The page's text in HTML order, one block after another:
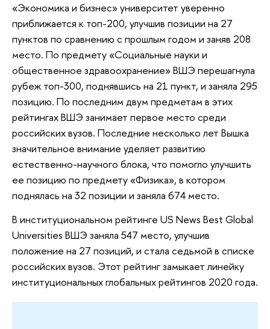
«Экономика и бизнес» университет уверенно
приближается к топ-200, улучшив позиции на 27
пунктов по сравнению с прошлым годом и заняв 208
место. По предмету «Социальные науки и
общественное здравоохранение» ВШЭ перешагнула
рубеж топ-300, поднявшись на 21 пункт, и заняла 295
позицию. По последним двум предметам в этих
рейтингах ВШЭ занимает первое место среди
российских вузов. Последние несколько лет Вышка
значительное внимание уделяет развитию
естественно-научного блока, что помогло улучшить
ее позицию по предмету «Физика», в котором
поднялась на 32 позиции и заняла 674 место.
В институциональном рейтинге US News Best Global
Universities ВШЭ заняла 547 место, улучшив
положение на 27 позиций, и стала седьмой в списке
российских вузов. Этот рейтинг замыкает линейку
институциональных глобальных рейтингов 2020 года.